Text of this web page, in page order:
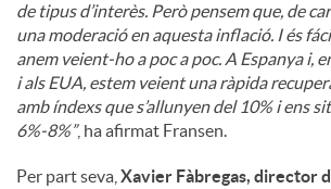
de tipus d’interès. Però pensem que, de
una moderació en aquesta inflació. I és
anem veient-ho a poc a poc. A Espanya i,
i als EUA, estem veient una ràpida
amb índexs que s’allunyen del 10% i ens
6%-8%”, ha afirmat Fransen.
Per part seva, Xavier Fàbregas, director